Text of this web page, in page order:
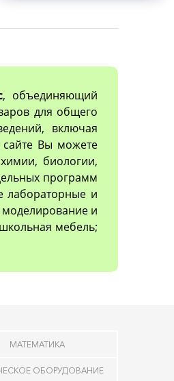
, объединяющий
для общего
включая
Вы можете
биологии,
программ
лабораторные и
и
мебель;
МАТЕМАТИКА
ОБОРУДОВАНИЕ